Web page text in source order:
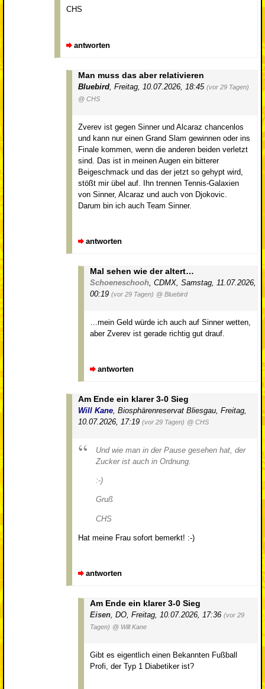
CHS
antworten
Man muss das aber relativieren
Bluebird Freitag, 10.07.2026, 18:45 (vor 29 Tagen)
@ CHS
Zverev ist gegen Sinner und Alcaraz chancenlos
und kann nur einen Grand Slam gewinnen oder ins
Finale kommen, wenn die anderen beiden verletzt
sind. Das ist in meinen Augen ein bitterer
Beigeschmack und das der jetzt so gehypt wird,
stößt mir übel auf. Ihn trennen Tennis-Galaxien
von Sinner, Alcaraz und auch von Djokovic.
Darum bin ich auch Team Sinner.
antworten
Mal sehen wie der altert…
Schoeneschooh CDMX Samstag, 11.07.2026,
00:19 (vor 29 Tagen) @ Bluebird
…mein Geld würde ich auch auf Sinner wetten,
aber Zverev ist gerade richtig gut drauf.
antworten
Am Ende ein klarer 3-0 Sieg
Will Kane, Biosphärenreservat Bliesgau, Freitag,
10.07.2026, 17:19 (vor 29 Tagen) @ CHS
Und wie man in der Pause gesehen hat, der
Zucker ist auch in Ordnung.
:-)
Gruß
CHS
Hat meine Frau sofort bemerkt! :-)
antworten
Am Ende ein klarer 3-0 Sieg
Eisen DO Freitag, 10.07.2026, 17:36 (vor 29
Tagen) @ Will Kane
Gibt es eigentlich einen Bekannten Fußball
Profi, der Typ 1 Diabetiker ist?